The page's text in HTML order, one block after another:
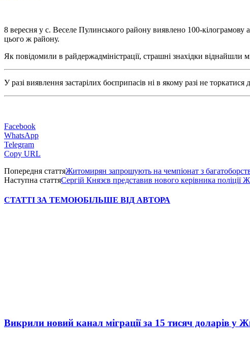
8 вересня у с. Веселе Пулинського району виявлено 100-кілограмову
цього ж району.
Як повідомили в райдержадміністрації, страшні знахідки
У разі виявлення застарілих боєприпасів ні в якому разі не
Facebook
WhatsApp
Telegram
Copy URL
Попередня статтяЖитомирян запрошують на чемпіонат з
Наступна статтяСергій Князєв представив нового керівника
СТАТТІ ЗА ТЕМОЮБІЛЬШЕ ВІД АВТОРА
Викрили новий канал міграції за 15 тисяч доларів у